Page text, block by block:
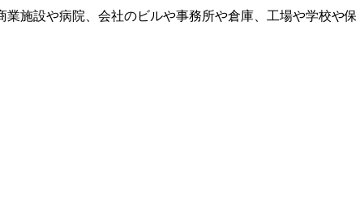
施設や病院、会社のビルや事務所や倉庫、工場や学校や保